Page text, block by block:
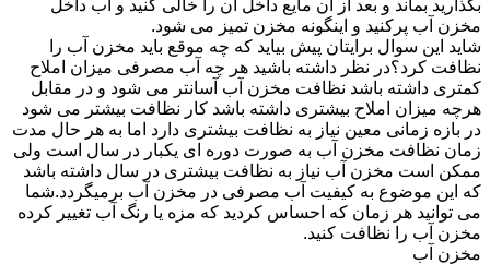
بگذارید بماند و بعد از آن مایع داخل آن را خالی کنید و آب داخل
مخزن آب پرکنید و اینگونه مخزن تمیز می شود.
شاید این سوال برایتان پیش بیاید که چه موقع باید مخزن آب را
نظافت کرد؟در نظر داشته باشید هر چه آب مصرفی میزان املاح
کمتری داشته باشد نظافت مخزن آب آسانتر می شود و در مقابل
هرچه میزان املاح بیشتری داشته باشد کار نظافت بیشتر می شود
در بازه زمانی معین نیاز به نظافت بیشتری دارد اما به هر حال مدت
زمان نظافت مخزن آب به صورت دوره ای یکبار در سال است ولی
ممکن است مخزن آب نیاز به نظافت بیشتری در سال داشته باشد
که این موضوع به کیفیت آب مصرفی در مخزن آب برمیگردد.شما
می توانید هر زمان که احساس کردید که مزه یا رنگ آب تغییر کرده
مخزن آب را نظافت کنید.
مخزن آب